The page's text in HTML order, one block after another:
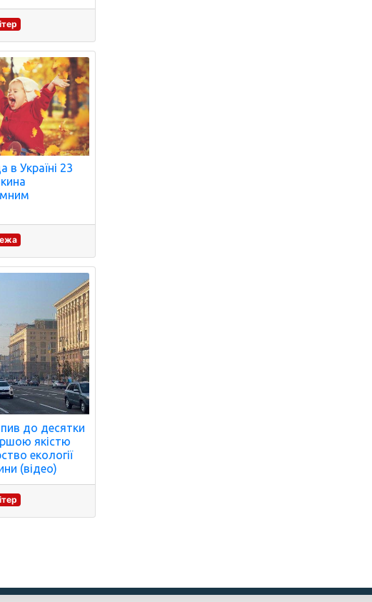
в Україні 23
до десятки
якістю
екології
(відео)